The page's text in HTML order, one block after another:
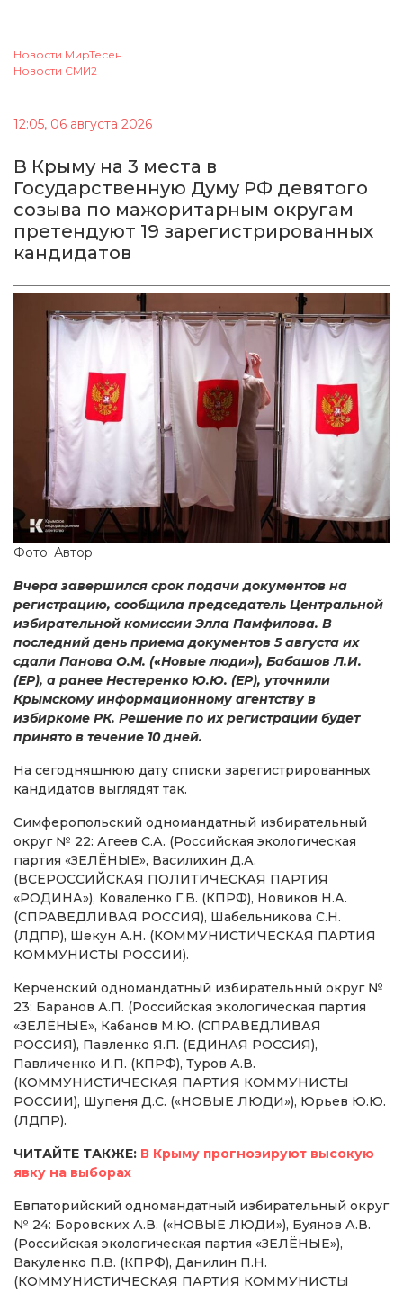
Новости МирТесен
Новости СМИ2
12:05, 06 августа 2026
В Крыму на 3 места в
Государственную Думу РФ девятого
созыва по мажоритарным округам
претендуют 19 зарегистрированных
кандидатов
Фото: Автор
Вчера завершился срок подачи документов на
регистрацию, сообщила председатель Центральной
избирательной комиссии Элла Памфилова. В
последний день приема документов 5 августа их
сдали Панова О.М. («Новые люди»), Бабашов Л.И.
(ЕР), а ранее Нестеренко Ю.Ю. (ЕР), уточнили
Крымскому информационному агентству в
избиркоме РК. Решение по их регистрации будет
принято в течение 10 дней.
На сегодняшнюю дату списки зарегистрированных
кандидатов выглядят так.
Симферопольский одномандатный избирательный
округ № 22: Агеев С.А. (Российская экологическая
партия «ЗЕЛЁНЫЕ», Василихин Д.А.
(ВСЕРОССИЙСКАЯ ПОЛИТИЧЕСКАЯ ПАРТИЯ
«РОДИНА»), Коваленко Г.В. (КПРФ), Новиков Н.А.
(СПРАВЕДЛИВАЯ РОССИЯ), Шабельникова С.Н.
(ЛДПР), Шекун А.Н. (КОММУНИСТИЧЕСКАЯ ПАРТИЯ
КОММУНИСТЫ РОССИИ).
Керченский одномандатный избирательный округ №
23: Баранов А.П. (Российская экологическая партия
«ЗЕЛЁНЫЕ», Кабанов М.Ю. (СПРАВЕДЛИВАЯ
РОССИЯ), Павленко Я.П. (ЕДИНАЯ РОССИЯ),
Павличенко И.П. (КПРФ), Туров А.В.
(КОММУНИСТИЧЕСКАЯ ПАРТИЯ КОММУНИСТЫ
РОССИИ), Шупеня Д.С. («НОВЫЕ ЛЮДИ»), Юрьев Ю.Ю.
(ЛДПР).
ЧИТАЙТЕ ТАКЖЕ: В Крыму прогнозируют высокую
явку на выборах
Евпаторийский одномандатный избирательный округ
№ 24: Боровских А.В. («НОВЫЕ ЛЮДИ»), Буянов А.В.
(Российская экологическая партия «ЗЕЛЁНЫЕ»),
Вакуленко П.В. (КПРФ), Данилин П.Н.
(КОММУНИСТИЧЕСКАЯ ПАРТИЯ КОММУНИСТЫ